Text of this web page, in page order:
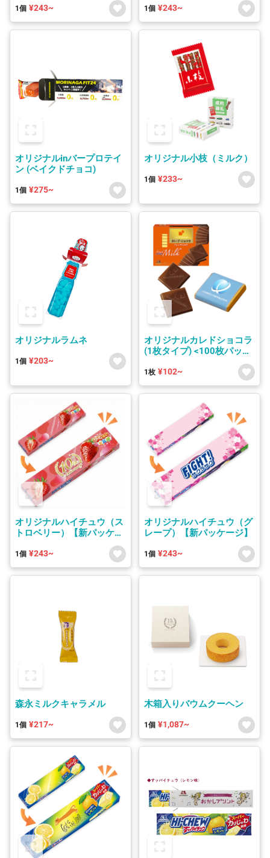
1個 ¥243~ 1個 ¥243~
オリジナルinバープロテイ
ン (ベイクドチョコ)
1個 ¥275~
オリジナル小枝（ミルク）
1個 ¥233~
オリジナルラムネ
1個 ¥203~
オリジナルカレドショコラ
(1枚タイプ) <100枚パック
1枚 ¥102~
オリジナルハイチュウ（ス
トロベリー）【新パッケー
1個 ¥243~
オリジナルハイチュウ（グ
レープ）【新パッケージ】
1個 ¥243~
森永ミルクキャラメル
1個 ¥217~
木箱入りバウムクーヘン
1個 ¥1,087~